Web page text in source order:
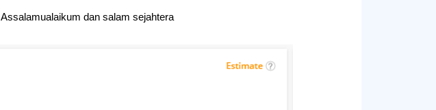
Assalamualaikum dan salam sejahtera